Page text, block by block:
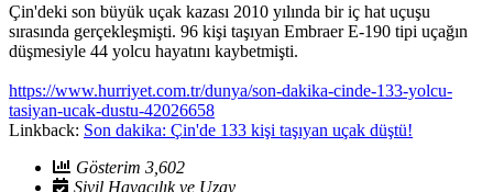
Çin'deki son büyük uçak kazası 2010 yılında bir iç hat uçuşu
sırasında gerçekleşmişti. 96 kişi taşıyan Embraer E-190 tipi uçağın
düşmesiyle 44 yolcu hayatını kaybetmişti.
https://www.hurriyet.com.tr/dunya/son-dakika-cinde-133-yolcu-
tasiyan-ucak-dustu-42026658
Linkback: Son dakika: Çin'de 133 kişi taşıyan uçak düştü!
Gösterim 3,602
Sivil Havacılık ve Uzay